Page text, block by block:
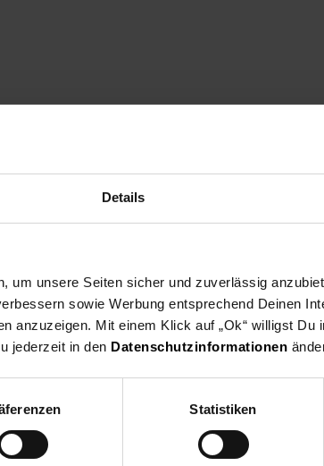
Details
um unsere Seiten sicher und zuverlässig
sowie Werbung entsprechend Deinen
anzuzeigen. Mit einem Klick auf „Ok“ willigst Du
jederzeit in den Datenschutzinformationen
Statistiken